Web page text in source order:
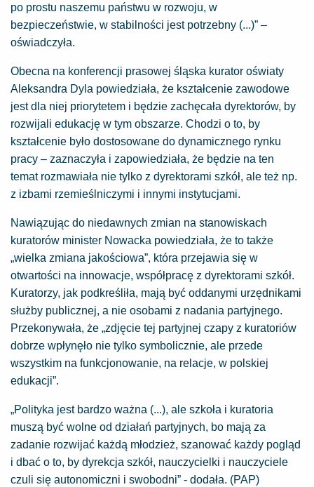
po prostu naszemu państwu w rozwoju, w
bezpieczeństwie, w stabilności jest potrzebny (...)” –
oświadczyła.
Obecna na konferencji prasowej śląska kurator oświaty
Aleksandra Dyla powiedziała, że kształcenie zawodowe
jest dla niej priorytetem i będzie zachęcała dyrektorów, by
rozwijali edukację w tym obszarze. Chodzi o to, by
kształcenie było dostosowane do dynamicznego rynku
pracy – zaznaczyła i zapowiedziała, że będzie na ten
temat rozmawiała nie tylko z dyrektorami szkół, ale też np.
z izbami rzemieślniczymi i innymi instytucjami.
Nawiązując do niedawnych zmian na stanowiskach
kuratorów minister Nowacka powiedziała, że to także
„wielka zmiana jakościowa”, która przejawia się w
otwartości na innowacje, współpracę z dyrektorami szkół.
Kuratorzy, jak podkreśliła, mają być oddanymi urzędnikami
służby publicznej, a nie osobami z nadania partyjnego.
Przekonywała, że „zdjęcie tej partyjnej czapy z kuratoriów
dobrze wpłynęło nie tylko symbolicznie, ale przede
wszystkim na funkcjonowanie, na relacje, w polskiej
edukacji”.
„Polityka jest bardzo ważna (...), ale szkoła i kuratoria
muszą być wolne od działań partyjnych, bo mają za
zadanie rozwijać każdą młodzież, szanować każdy pogląd
i dbać o to, by dyrekcja szkół, nauczycielki i nauczyciele
czuli się autonomiczni i swobodni” - dodała. (PAP)